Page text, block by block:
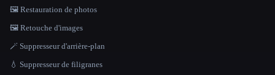
🖼️ Restauration de photos
🖼️ Retouche d'images
🪄 Suppresseur d'arrière-plan
💧 Suppresseur de filigranes